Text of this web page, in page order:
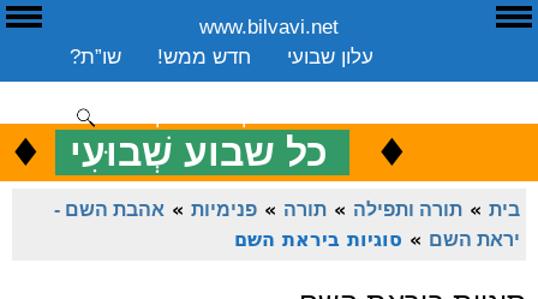
www.bilvavi.net
שו”ת?
חדש ממש!
עלון שבועי
שיעורים שבועי
ספרים
ארכיון
סקירה כללית
ENGLISH ♦ כל שבוע שְׁבוּעִי ♦
בית » תורה ותפילה » תורה » פנימיות » אהבת השם -
יראת השם » סוגיות ביראת השם